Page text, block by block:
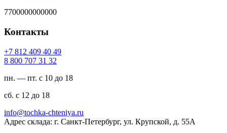
7700000000000
Контакты
94 04 904 218 7+
23 13 707 008 8
пн. — пт. с 10 до 18
сб. с 12 до 18
ur.ayinethc-akhcot@ofni
Адрес склада: г. Санкт-Петербург, ул. Крупской, д. 55А